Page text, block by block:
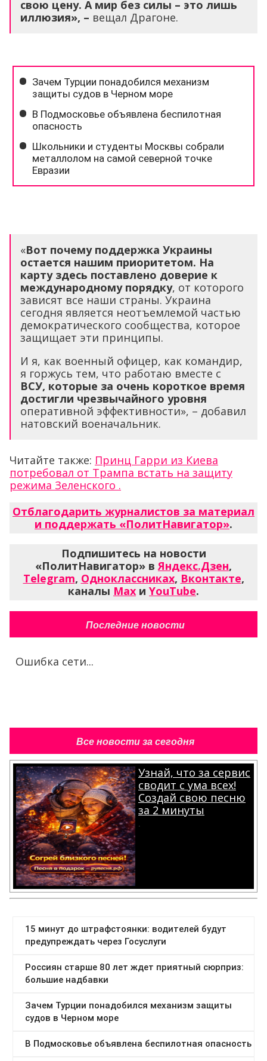
свою цену. А мир без силы – это лишь
иллюзия», – вещал Драгоне.
«Вот почему поддержка Украины
остается нашим приоритетом. На
карту здесь поставлено доверие к
международному порядку, от которого
зависят все наши страны. Украина
сегодня является неотъемлемой частью
демократического сообщества, которое
защищает эти принципы.
И я, как военный офицер, как командир,
я горжусь тем, что работаю вместе с
ВСУ, которые за очень короткое время
достигли чрезвычайного уровня
оперативной эффективности», – добавил
натовский военачальник.
Читайте также: Принц Гарри из Киева
потребовал от Трампа встать на защиту
режима Зеленского .
Отблагодарить журналистов за материал
и поддержать «ПолитНавигатор».
Подпишитесь на новости
«ПолитНавигатор» вЯндекс.Дзен,
Telegram, Одноклассниках, Вконтакте,
каналы Max и YouTube.
Последние новости
Ошибка сети...
Все новости за сегодня
Узнай, что за сервис
сводит с ума всех!
Создай свою песню
за 2 минуты
.